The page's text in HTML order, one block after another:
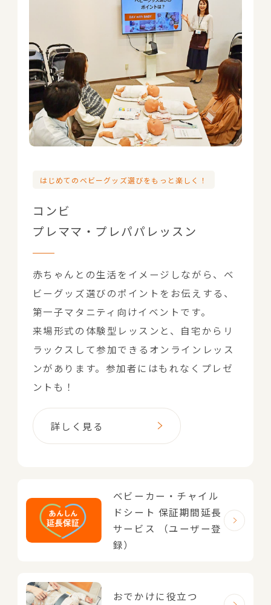
はじめてのベビーグッズ選びをもっと楽しく！
コンビ
プレママ・プレパパレッスン
赤ちゃんとの生活をイメージしながら、ベ
ビーグッズ選びのポイントをお伝えする、
第一子マタニティ向けイベントです。
来場形式の体験型レッスンと、自宅からリ
ラックスして参加できるオンラインレッス
ンがあります。参加者にはもれなくプレゼ
ントも！
詳しく見る
ベビーカー・チャイル
ドシート 保証期間延長
サービス
（ユーザー登
録）
おでかけに役立つ